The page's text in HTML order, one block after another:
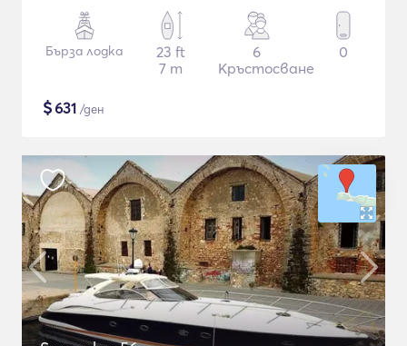
Бърза лодка
23 ft
7 m
6
Кръстосване
0
$631 /ден